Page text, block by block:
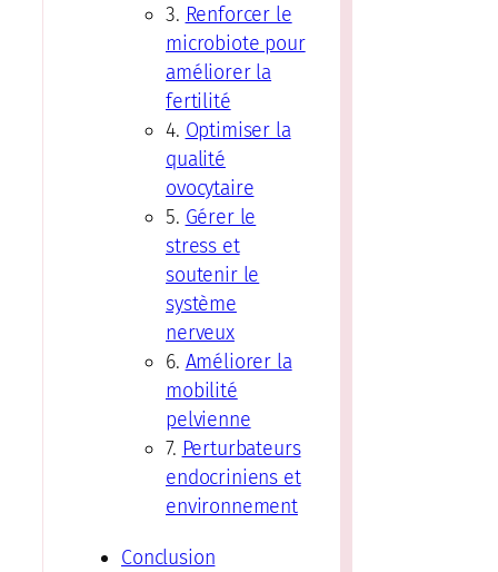
3. Renforcer le
microbiote pour
améliorer la
fertilité
4. Optimiser la
qualité
ovocytaire
5. Gérer le
stress et
soutenir le
système
nerveux
6. Améliorer la
mobilité
pelvienne
7. Perturbateurs
endocriniens et
environnement
Conclusion